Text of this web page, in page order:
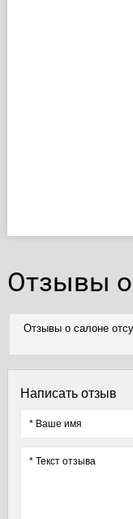
Отзывы
Отзывы о салоне
Написать отзыв